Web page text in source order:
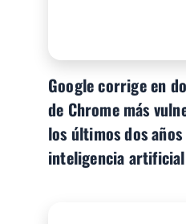
Google corrige en
de Chrome más
los últimos dos
inteligencia artificial